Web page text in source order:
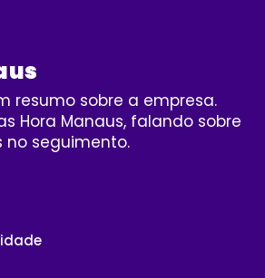
resumo sobre a empresa.
Hora Manaus, falando sobre
no seguimento.